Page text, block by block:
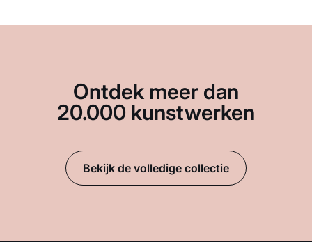
Ontdek meer dan
20.000 kunstwerken
Bekijk de volledige collectie